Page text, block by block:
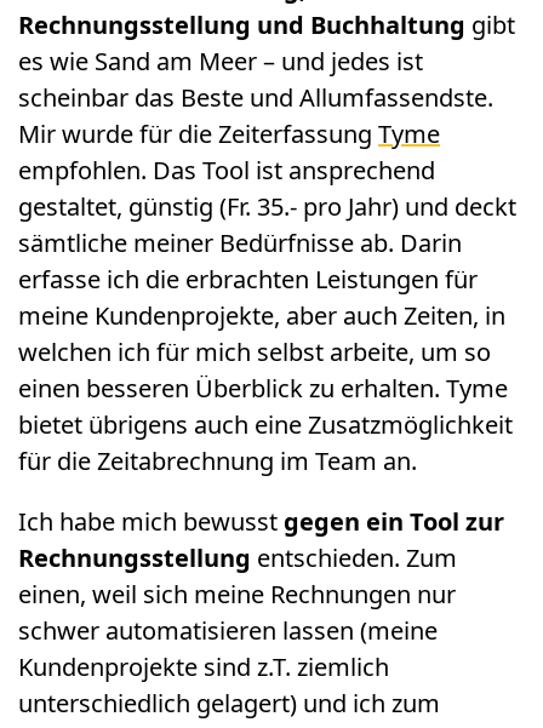
Rechnungsstellung und Buchhaltung gibt
es wie Sand am Meer – und jedes ist
scheinbar das Beste und Allumfassendste.
Mir wurde für die Zeiterfassung Tyme
empfohlen. Das Tool ist ansprechend
gestaltet, günstig (Fr. 35.- pro Jahr) und deckt
sämtliche meiner Bedürfnisse ab. Darin
erfasse ich die erbrachten Leistungen für
meine Kundenprojekte, aber auch Zeiten, in
welchen ich für mich selbst arbeite, um so
einen besseren Überblick zu erhalten. Tyme
bietet übrigens auch eine Zusatzmöglichkeit
für die Zeitabrechnung im Team an.
Ich habe mich bewusst gegen ein Tool zur
Rechnungsstellung entschieden. Zum
einen, weil sich meine Rechnungen nur
schwer automatisieren lassen (meine
Kundenprojekte sind z.T. ziemlich
unterschiedlich gelagert) und ich zum